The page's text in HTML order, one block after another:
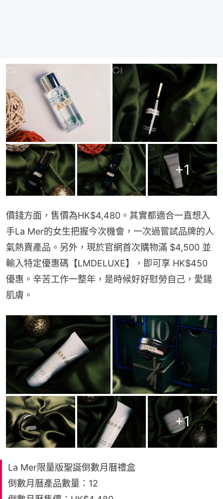
+1
價錢方面，售價為HK$4,480。其實都適合一直想入
手La Mer的女生把握今次機會，一次過嘗試品牌的人
氣熱賣產品。另外，現於官網首次購物滿 $4,500 並
輸入特定優惠碼【LMDELUXE】，即可享 HK$450
優惠。辛苦工作一整年，是時候好好慰勞自己，愛鍚
肌膚。
+1
La Mer限量版聖誕倒數月曆禮盒
倒數月曆產品數量：12